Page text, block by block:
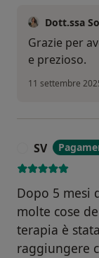
Dott.ssa
Grazie per
e prezioso.
11 settembre
SV
Dopo 5 mesi
molte cose
terapia è
raggiungere